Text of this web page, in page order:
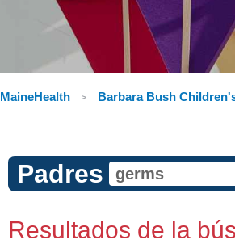
MaineHealth Barbara Bush
Padres
Resultados de la